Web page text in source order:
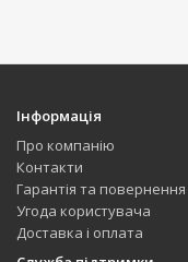
Інформація
Про компанію
Контакти
Гарантія та повернення
Угода користувача
Доставка і оплата